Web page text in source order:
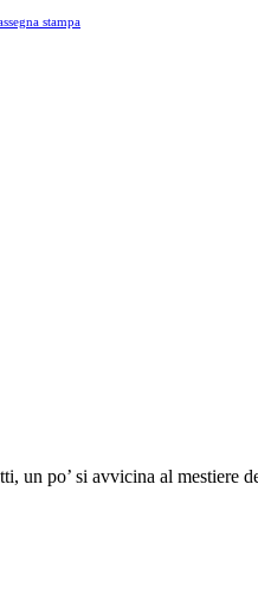
stampa
un po’ si avvicina al mestiere